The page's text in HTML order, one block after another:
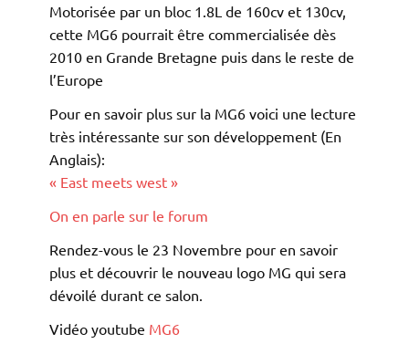
Motorisée par un bloc 1.8L de 160cv et 130cv,
cette MG6 pourrait être commercialisée dès
2010 en Grande Bretagne puis dans le reste de
l’Europe
Pour en savoir plus sur la MG6 voici une lecture
très intéressante sur son développement (En
Anglais):
« East meets west »
On en parle sur le forum
Rendez-vous le 23 Novembre pour en savoir
plus et découvrir le nouveau logo MG qui sera
dévoilé durant ce salon.
Vidéo youtube MG6